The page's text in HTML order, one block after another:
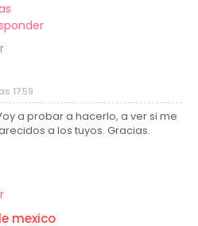
17:59
a probar a hacerlo, a ver si me
a los tuyos. Gracias.
mexico